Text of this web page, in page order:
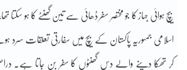
بیچ ہوائی جہاز کا جو مختصر سفر ڈھائی سے تین گھنٹے کا ہو
اسلامی جمہوریہ پاکستان کے بیچ میں سفارتی تعلقات سرد
کر تھکا دینے والے دس گھنٹوں کا سفر بن جاتا ہے۔